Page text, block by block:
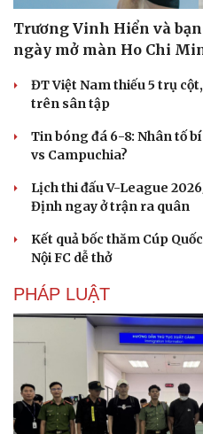
Trương Vinh Hiển và
ngày mở màn Ho Chi
ĐT Việt Nam thiếu 5 trụ
trên sân tập
Tin bóng đá 6-8: Nhân tố
vs Campuchia?
Lịch thi đấu V-League
Định ngay ở trận ra quân
Kết quả bốc thăm Cúp
Nội FC dễ thở
PHÁP LUẬT